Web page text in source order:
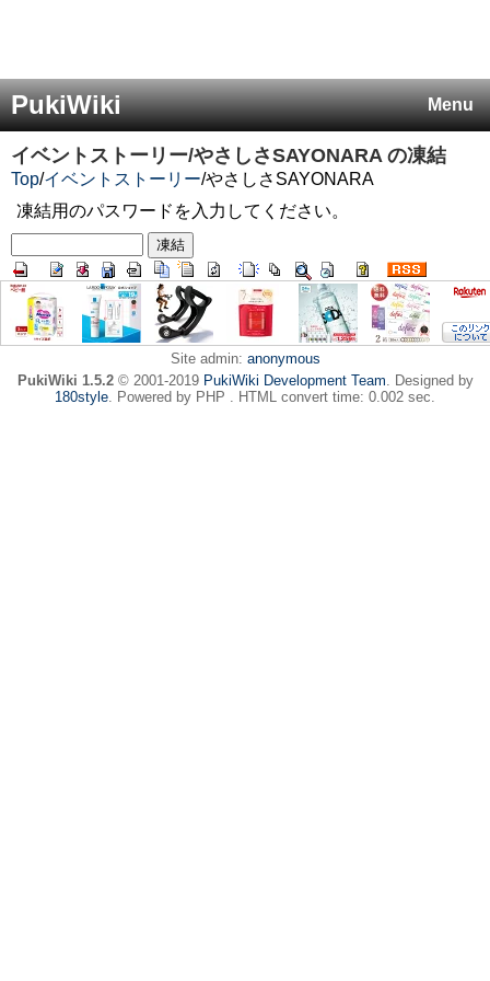
Menu
PukiWiki
イベントストーリー/やさしさSAYONARAの凍結
Top/イベントストーリー/やさしさSAYONARA
凍結用のパスワードを入力してください。
Site admin: anonymous
PukiWiki 1.5.2© 2001-2019 PukiWiki Development Team. Designed by
180style. Powered by PHP . HTML convert time: 0.002 sec.